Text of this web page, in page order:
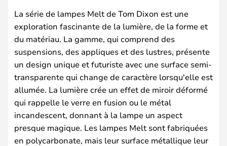
La série de lampes Melt de Tom Dixon est une
exploration fascinante de la lumière, de la forme et
du matériau. La gamme, qui comprend des
suspensions, des appliques et des lustres, présente
un design unique et futuriste avec une surface semi-
transparente qui change de caractère lorsqu'elle est
allumée. La lumière crée un effet de miroir déformé
qui rappelle le verre en fusion ou le métal
incandescent, donnant à la lampe un aspect
presque magique. Les lampes Melt sont fabriquées
en polycarbonate, mais leur surface métallique leur